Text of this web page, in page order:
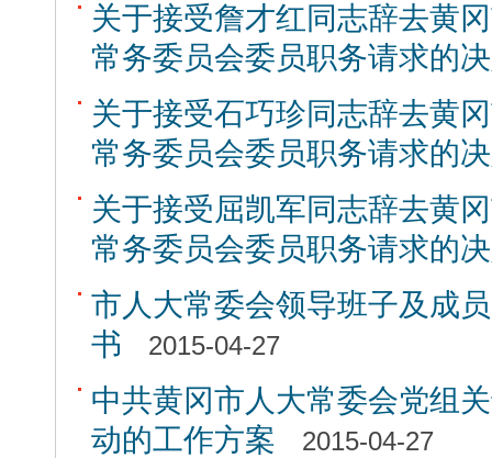
关于接受詹才红同志辞去黄
常务委员会委员职务请求的
关于接受石巧珍同志辞去黄
常务委员会委员职务请求的
关于接受屈凯军同志辞去黄
常务委员会委员职务请求的
市人大常委会领导班子及成
书
2015-04-27
中共黄冈市人大常委会党组
动的工作方案
2015-04-27